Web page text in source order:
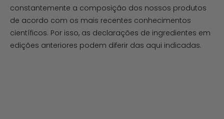
constantemente a composição dos nossos produtos
de acordo com os mais recentes conhecimentos
científicos. Por isso, as declarações de ingredientes em
edições anteriores podem diferir das aqui indicadas.